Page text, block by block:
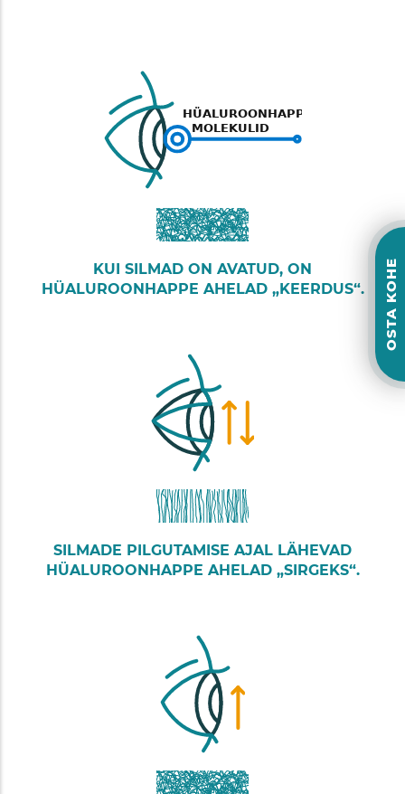
KUI SILMAD ON AVATUD, ON
HÜALUROONHAPPE AHELAD „KEERDUS“.
SILMADE PILGUTAMISE AJAL LÄHEVAD
HÜALUROONHAPPE AHELAD „SIRGEKS“.
OSTA KOHE